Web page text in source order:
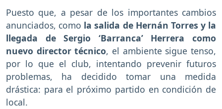
Puesto que, a pesar de los importantes cambios
anunciados, como la salida de Hernán Torres y la
llegada de Sergio ‘Barranca’ Herrera como
nuevo director técnico, el ambiente sigue tenso,
por lo que el club, intentando prevenir futuros
problemas, ha decidido tomar una medida
drástica: para el próximo partido en condición de
local.